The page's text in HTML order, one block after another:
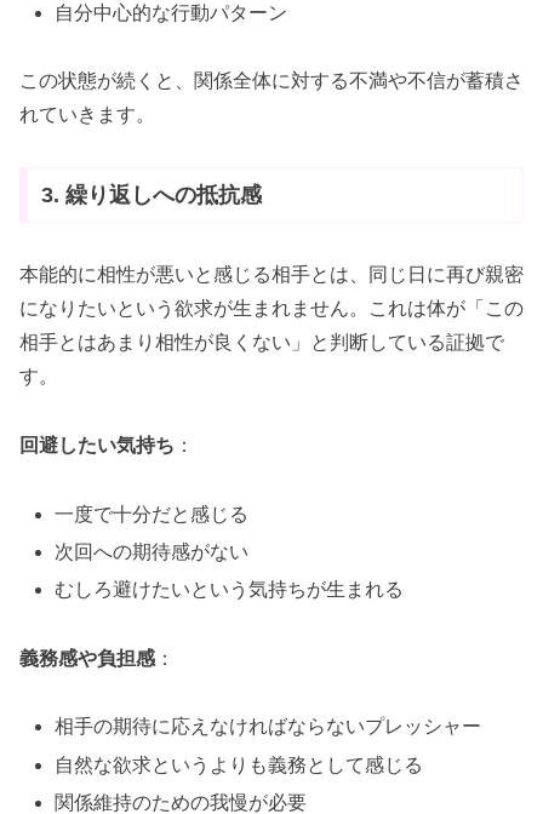
自分中心的な行動パターン
この状態が続くと、関係全体に対する不満や不信が蓄積さ
れていきます。
3. 繰り返しへの抵抗感
本能的に相性が悪いと感じる相手とは、同じ日に再び親密
になりたいという欲求が生まれません。これは体が「この
相手とはあまり相性が良くない」と判断している証拠で
す。
回避したい気持ち ：
一度で十分だと感じる
次回への期待感がない
むしろ避けたいという気持ちが生まれる
義務感や負担感 ：
相手の期待に応えなければならないプレッシャー
自然な欲求というよりも義務として感じる
関係維持のための我慢が必要